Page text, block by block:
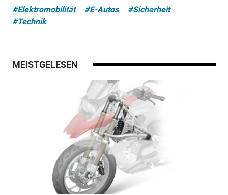
#Elektromobilität #E-Autos
#Sicherheit
#Technik
MEISTGELESEN